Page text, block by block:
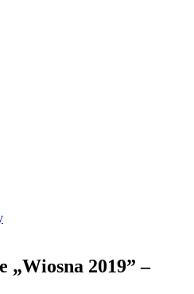
„Wiosna 2019” –